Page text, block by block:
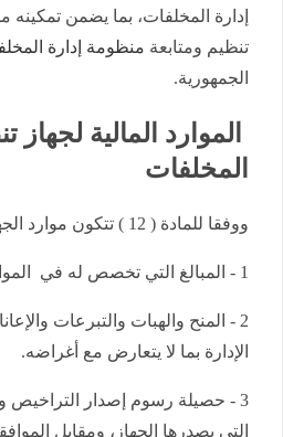
إدارة المخلفات، بما يضمن
تنظيم ومتابعة منظومة إدارة
الجمهورية.
الموارد المالية لجهاز
المخلفات
ووفقا للمادة ( 12 ) تتكون موارد الجهاز مما يأتي:
1 - المبالغ التي تخصص له في الموازنة العامة للدولة.
2 - المنح والهبات والتبرعات
الإدارة بما لا يتعارض مع أغراضه.
3 - حصيلة رسوم إصدار التراخيص
التي يصدرها الجهاز، ومقابل